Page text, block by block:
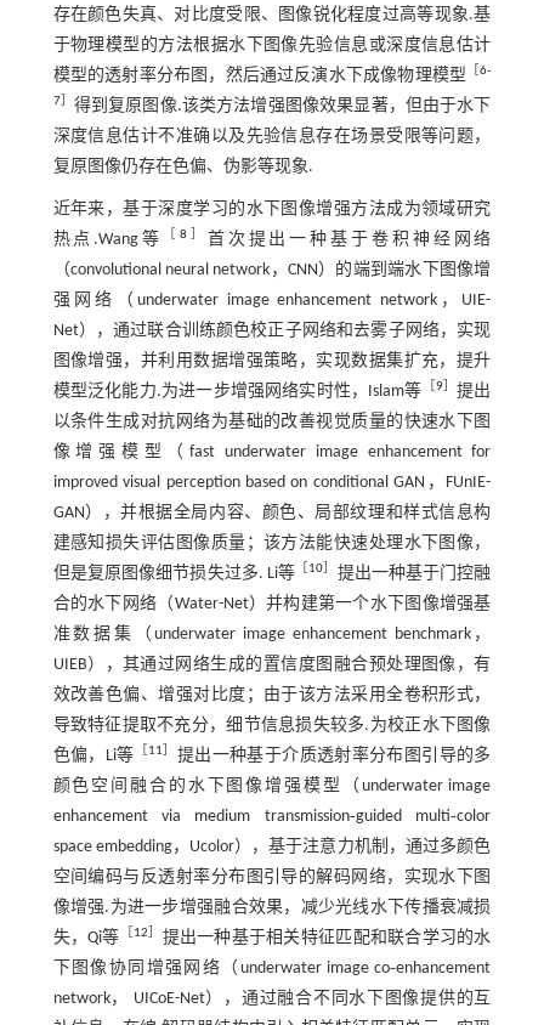
存在颜色失真、对比度受限、图像锐化程度过高等现象.基
于物理模型的方法根据水下图像先验信息或深度信息估计
模型的透射率分布图，然后通过反演水下成像物理模型 ［6-
7］ 得到复原图像.该类方法增强图像效果显著，但由于水下
深度信息估计不准确以及先验信息存在场景受限等问题，
复原图像仍存在色偏、伪影等现象.
近年来，基于深度学习的水下图像增强方法成为领域研究
热点.Wang等
［8
首次提出一种基于卷积神经网络
（convolutional neural network，CNN）的端到端水下图像增
强网络（underwater image enhancement network，UIE-
Net），通过联合训练颜色校正子网络和去雾子网络，实现
图像增强，并利用数据增强策略，实现数据集扩充，提升
模型泛化能力.为进一步增强网络实时性，Islam等
9］提出
以条件生成对抗网络为基础的改善视觉质量的快速水下图
像增强模型（fast underwater image enhancement for
improved visual perception based on conditional GAN，FUnIE-
GAN），并根据全局内容、颜色、局部纹理和样式信息构
建感知损失评估图像质量；该方法能快速处理水下图像，
但是复原图像细节损失过多. Li等
10
提出一种基于门控融
合的水下网络（Water-Net）并构建第一个水下图像增强基
准数据集（underwater image enhancement benchmark，
UIEB），其通过网络生成的置信度图融合预处理图像，有
效改善色偏、增强对比度；由于该方法采用全卷积形式，
导致特征提取不充分，细节信息损失较多.为校正水下图像
色偏，Li等
11
提出一种基于介质透射率分布图引导的多
颜色空间融合的水下图像增强模型（underwater image
enhancement via medium transmission‑guided multi‑color
space embedding，Ucolor），基于注意力机制，通过多颜色
空间编码与反透射率分布图引导的解码网络，实现水下图
像增强.为进一步增强融合效果，减少光线水下传播衰减损
失，Qi等
12
提出一种基于相关特征匹配和联合学习的水
下图像协同增强网络（underwater image co‑enhancement
network， UICoE-Net），通过融合不同水下图像提供的互